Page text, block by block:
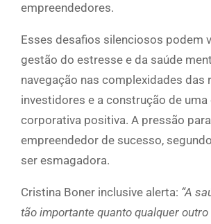
empreendedores.
Esses desafios silenciosos podem
gestão do estresse e da saúde
navegação nas complexidades das
investidores e a construção de uma
corporativa positiva. A pressão
empreendedor de sucesso,
ser esmagadora.
Cristina Boner inclusive alerta: “A
tão importante quanto qualquer